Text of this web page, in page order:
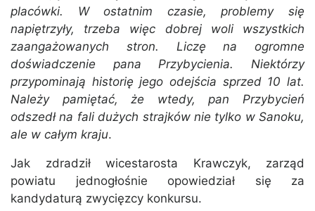
placówki. W ostatnim czasie, problemy się
napiętrzyły, trzeba więc dobrej woli wszystkich
zaangażowanych stron. Liczę na ogromne
doświadczenie pana Przybycienia. Niektórzy
przypominają historię jego odejścia sprzed 10 lat.
Należy pamiętać, że wtedy, pan Przybycień
odszedł na fali dużych strajków nie tylko w Sanoku,
ale w całym kraju.
Jak zdradził wicestarosta Krawczyk, zarząd
powiatu jednogłośnie opowiedział się za
kandydaturą zwycięzcy konkursu.